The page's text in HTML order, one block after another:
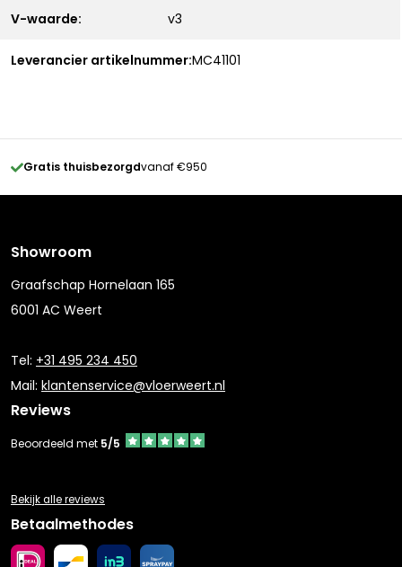
V-waarde: v3
Leverancier artikelnummer:MC41101
Gratis thuisbezorgdvanaf €950
Showroom
Graafschap Hornelaan 165
6001 AC Weert
Tel: +31 495 234 450
Mail: klantenservice@vloerweert.nl
Reviews
Beoordeeld met 5/5
Bekijk alle reviews
Betaalmethodes